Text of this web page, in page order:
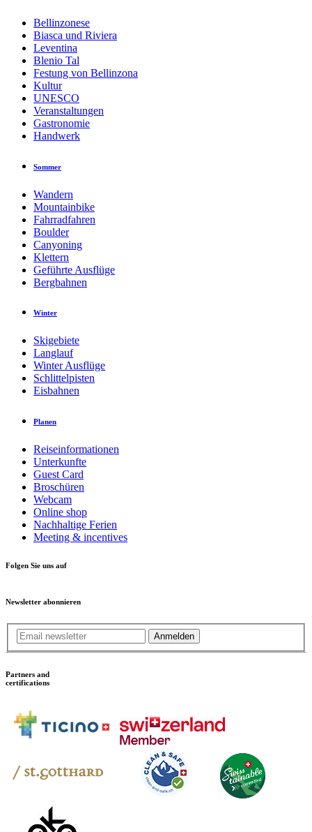
Bellinzonese
Biasca und Riviera
Leventina
Blenio Tal
Festung von Bellinzona
Kultur
UNESCO
Veranstaltungen
Gastronomie
Handwerk
Sommer
Wandern
Mountainbike
Fahrradfahren
Boulder
Canyoning
Klettern
Geführte Ausflüge
Bergbahnen
Winter
Skigebiete
Langlauf
Winter Ausflüge
Schlittelpisten
Eisbahnen
Planen
Reiseinformationen
Unterkunfte
Guest Card
Broschüren
Webcam
Online shop
Nachhaltige Ferien
Meeting & incentives
Folgen Sie uns auf
Newsletter abonnieren
Anmelden
Partners and
certifications